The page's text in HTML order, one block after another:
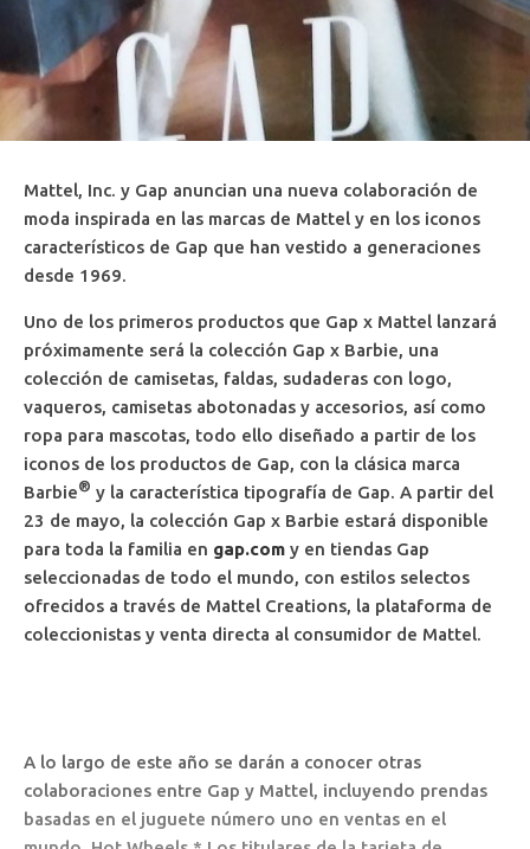
Mattel, Inc. y Gap anuncian una nueva colaboración de
moda inspirada en las marcas de Mattel y en los iconos
característicos de Gap que han vestido a generaciones
desde 1969.
Uno de los primeros productos que Gap x Mattel lanzará
próximamente será la colección Gap x Barbie, una
colección de camisetas, faldas, sudaderas con logo,
vaqueros, camisetas abotonadas y accesorios, así como
ropa para mascotas, todo ello diseñado a partir de los
iconos de los productos de Gap, con la clásica marca
Barbie® y la característica tipografía de Gap. A partir del
23 de mayo, la colección Gap x Barbie estará disponible
para toda la familia en gap.com y en tiendas Gap
seleccionadas de todo el mundo, con estilos selectos
ofrecidos a través de Mattel Creations, la plataforma de
coleccionistas y venta directa al consumidor de Mattel.
A lo largo de este año se darán a conocer otras
colaboraciones entre Gap y Mattel, incluyendo prendas
basadas en el juguete número uno en ventas en el